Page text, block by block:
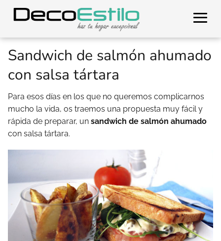
Sandwich de salmón ahumado
con salsa tártara
Para esos días en los que no queremos complicarnos
mucho la vida, os traemos una propuesta muy fácil y
rápida de preparar, un sandwich de salmón ahumado
con salsa tártara.